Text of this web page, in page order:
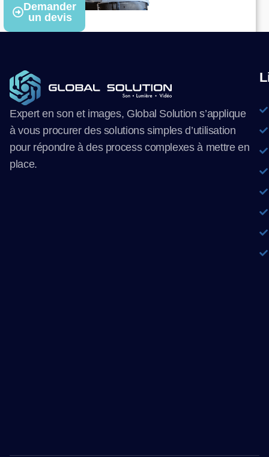
Demander
un devis
Expert en son et images, Global Solution s’applique
à vous procurer des solutions simples d’utilisation
pour répondre à des process complexes à mettre en
place.